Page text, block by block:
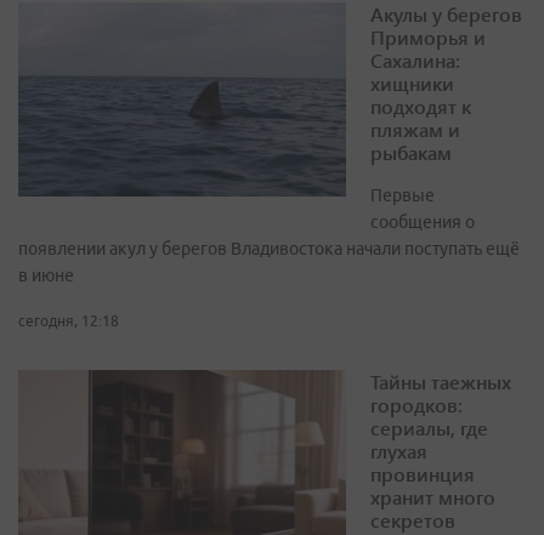
Акулы у берегов
Приморья и
Сахалина:
хищники
подходят к
пляжам и
рыбакам
Первые
сообщения о
появлении акул у берегов Владивостока начали поступать ещё
в июне
сегодня, 12:18
Тайны таежных
городков:
сериалы, где
глухая
провинция
хранит много
секретов